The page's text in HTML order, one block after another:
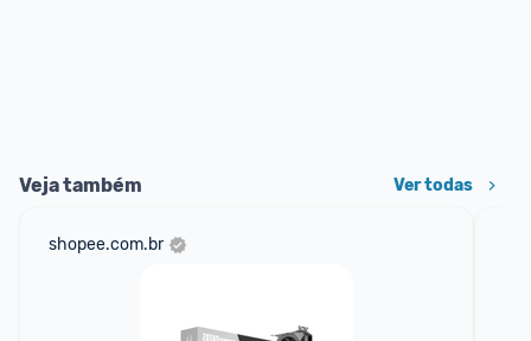
Veja também Ver todas
shopee.com.br